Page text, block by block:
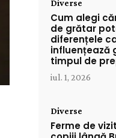
Diverse
Cum alegi
de grătar
diferențele
influențează
timpul de
iul. 1, 2026
Diverse
Ferme de